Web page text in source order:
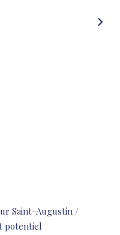
Saint-Augustin /
potentiel